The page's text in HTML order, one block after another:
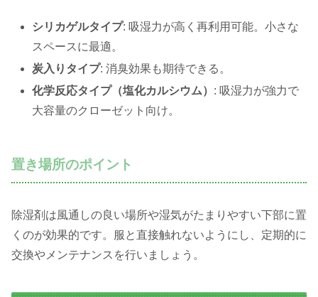
シリカゲルタイプ: 吸湿力が高く再利用可能。小さな
スペースに最適。
炭入りタイプ: 消臭効果も期待できる。
化学反応タイプ（塩化カルシウム） : 吸湿力が強力で
大容量のクローゼット向け。
置き場所のポイント
除湿剤は風通しの良い場所や湿気がたまりやすい下部に置
くのが効果的です。服と直接触れないようにし、定期的に
交換やメンテナンスを行いましょう。